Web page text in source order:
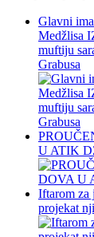
Glavni
Medžlisa
muftiju
Grabusa
U ATIK
Iftarom za
projekat